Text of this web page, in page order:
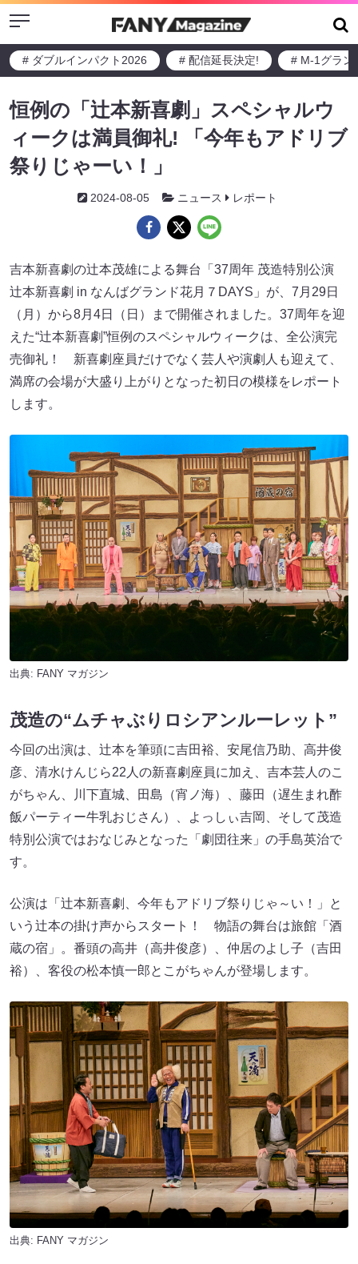
Menu
# ダブルインパクト2026 # 配信延長決定! # M-1グラン
恒例の「辻本新喜劇」スペシャルウ
ィークは満員御礼! 「今年もアドリブ
祭りじゃーい！」
2024-08-05 ニュース レポート
吉本新喜劇の辻本茂雄による舞台「37周年 茂造特別公演
辻本新喜劇 in なんばグランド花月７DAYS」が、7月29日
（月）から8月4日（日）まで開催されました。37周年を迎
えた“辻本新喜劇”恒例のスペシャルウィークは、全公演完
売御礼！ 新喜劇座員だけでなく芸人や演劇人も迎えて、
満席の会場が大盛り上がりとなった初日の模様をレポート
します。
出典: FANY マガジン
茂造の“ムチャぶりロシアンルーレット”
今回の出演は、辻本を筆頭に吉田裕、安尾信乃助、高井俊
彦、清水けんじら22人の新喜劇座員に加え、吉本芸人のこ
がちゃん、川下直城、田島（宵ノ海）、藤田（遅生まれ酢
飯パーティー牛乳おじさん）、よっしぃ吉岡、そして茂造
特別公演ではおなじみとなった「劇団往来」の手島英治で
す。
公演は「辻本新喜劇、今年もアドリブ祭りじゃ～い！」と
いう辻本の掛け声からスタート！ 物語の舞台は旅館「酒
蔵の宿」。番頭の高井（高井俊彦）、仲居のよし子（吉田
裕）、客役の松本慎一郎とこがちゃんが登場します。
出典: FANY マガジン